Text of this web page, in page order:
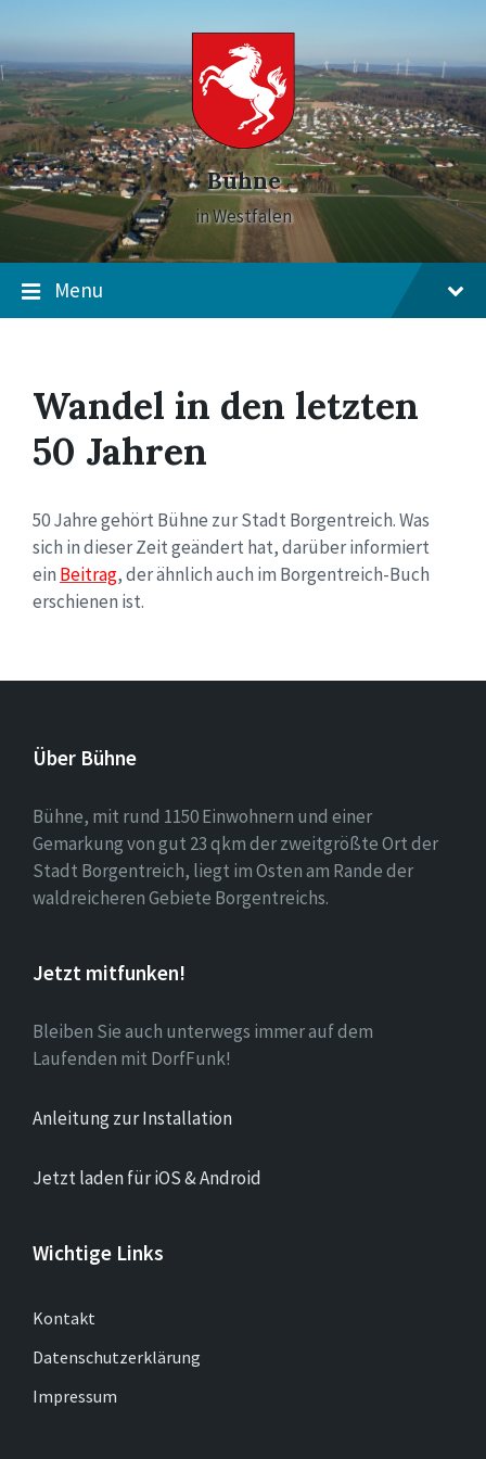
navigation
Bühne
in Westfalen
Menu
Wandel in den letzten
50 Jahren
50 Jahre gehört Bühne zur Stadt Borgentreich. Was
sich in dieser Zeit geändert hat, darüber informiert
ein Beitrag, der ähnlich auch im Borgentreich-Buch
erschienen ist.
Über Bühne
Bühne, mit rund 1150 Einwohnern und einer
Gemarkung von gut 23 qkm der zweitgrößte Ort der
Stadt Borgentreich, liegt im Osten am Rande der
waldreicheren Gebiete Borgentreichs.
Jetzt mitfunken!
Bleiben Sie auch unterwegs immer auf dem
Laufenden mit DorfFunk!
Anleitung zur Installation
Jetzt laden für iOS & Android
Wichtige Links
Kontakt
Datenschutzerklärung
Impressum